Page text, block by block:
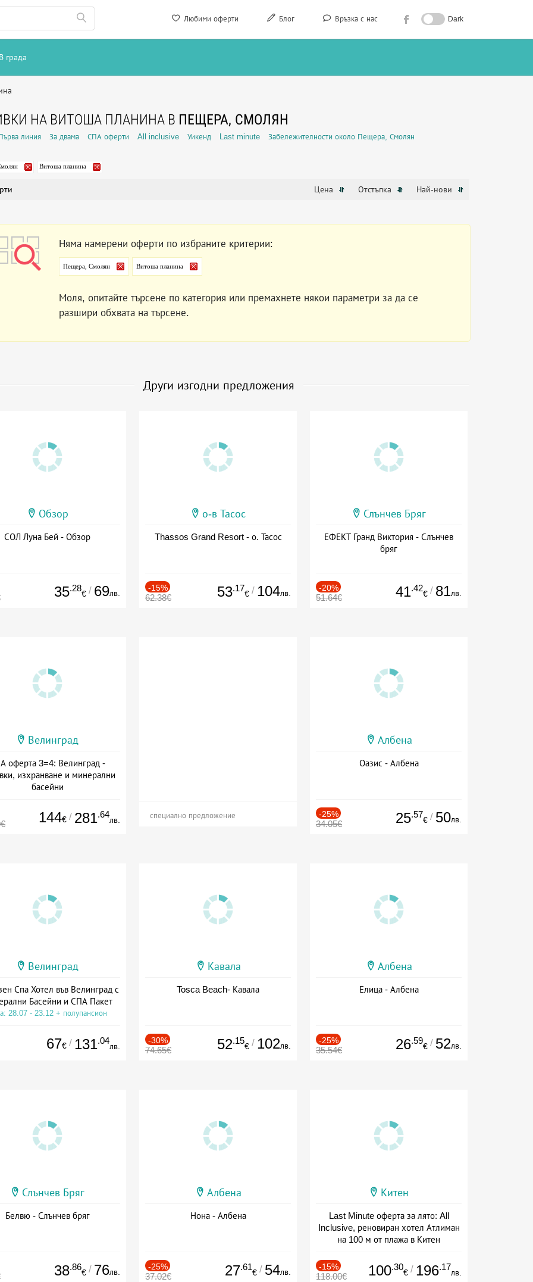
Любими оферти Блог Връзка с нас Dark
В града
НА ВИТОША ПЛАНИНА В ПЕЩЕРА, СМОЛЯН
линия За двама СПА оферти All inclusive Уикенд Last minute Забележителности около Пещера, Смолян
Витоша планина
Цена Отстъпка Най-нови
Няма намерени оферти по избраните критерии:
Пещера, Смолян Витоша планина
Моля, опитайте търсене по категория или премахнете някои параметри за да се
разшири обхвата на търсене.
Други изгодни предложения
Обзор
СОЛ Луна Бей - Обзор
35.28
€ / 69лв.
о-в Тасос
Thassos Grand Resort - о. Тасос
-15%
62.38€ 53.17
€ / 104лв.
Слънчев Бряг
ЕФЕКТ Гранд Виктория - Слънчев
бряг
-20%
51.64€ 41.42
€ / 81лв.
Велинград
оферта 3=4: Велинград -
изхранване и минерални
басейни
144€ / 281.64
лв. специално предложение
Албена
Оазис - Албена
-25%
34.05€ 25.57
€ / 50лв.
Велинград
Спа Хотел във Велинград с
Басейни и СПА Пакет
28.07 - 23.12 + полупансион
67€ / 131.04
лв.
Кавала
Tosca Beach- Кавала
-30%
74.65€ 52.15
€ / 102лв.
Албена
Елица - Албена
-25%
35.54€ 26.59
€ / 52лв.
Слънчев Бряг
Белвю - Слънчев бряг
38.86
€ / 76лв.
Албена
Нона - Албена
-25%
37.02€ 27.61
€ / 54лв.
Китен
Last Minute оферта за лято: All
Inclusive, реновиран хотел Атлиман
на 100 м от плажа в Китен
-15%
118.00€ 100.30
€ / 196.17
лв.